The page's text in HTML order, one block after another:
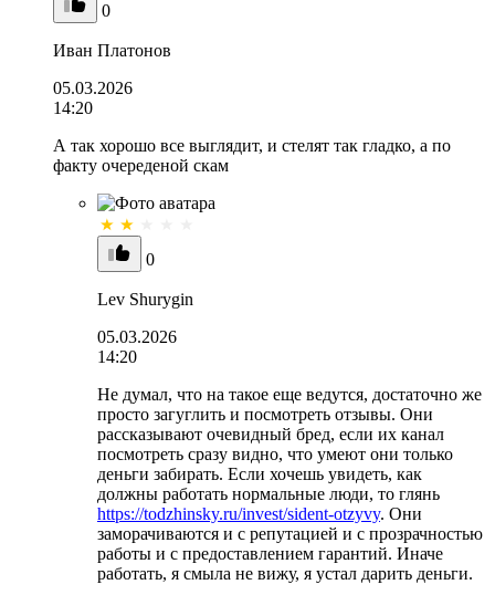
0
Иван Платонов
05.03.2026
14:20
А так хорошо все выглядит, и стелят так гладко, а по
факту очереденой скам
0
Lev Shurygin
05.03.2026
14:20
Не думал, что на такое еще ведутся, достаточно же
просто загуглить и посмотреть отзывы. Они
рассказывают очевидный бред, если их канал
посмотреть сразу видно, что умеют они только
деньги забирать. Если хочешь увидеть, как
должны работать нормальные люди, то глянь
https://todzhinsky.ru/invest/sident-otzyvy. Они
заморачиваются и с репутацией и с прозрачностью
работы и с предоставлением гарантий. Иначе
работать, я смыла не вижу, я устал дарить деньги.